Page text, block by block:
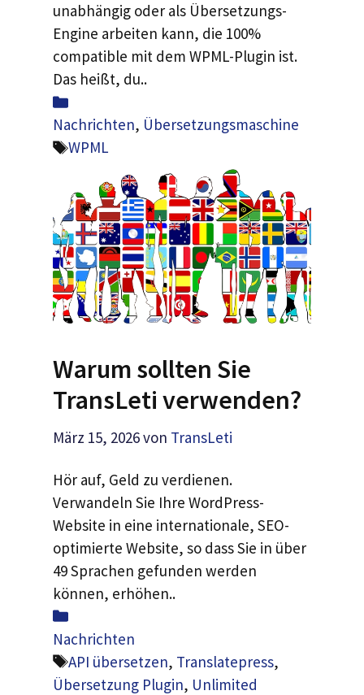
unabhängig oder als Übersetzungs-
Engine arbeiten kann, die 100%
compatible mit dem WPML-Plugin ist.
Das heißt, du..
Was
ist
los
Nachrichten, Übersetzungsmaschine
Schlagwörter
WPML
Warum sollten Sie
TransLeti verwenden?
März 15, 2026von TransLeti
Hör auf, Geld zu verdienen.
Verwandeln Sie Ihre WordPress-
Website in eine internationale, SEO-
optimierte Website, so dass Sie in über
49 Sprachen gefunden werden
können, erhöhen..
Was
ist
los
Nachrichten
Schlagwörter
API übersetzen, Translatepress,
Übersetzung Plugin, Unlimited